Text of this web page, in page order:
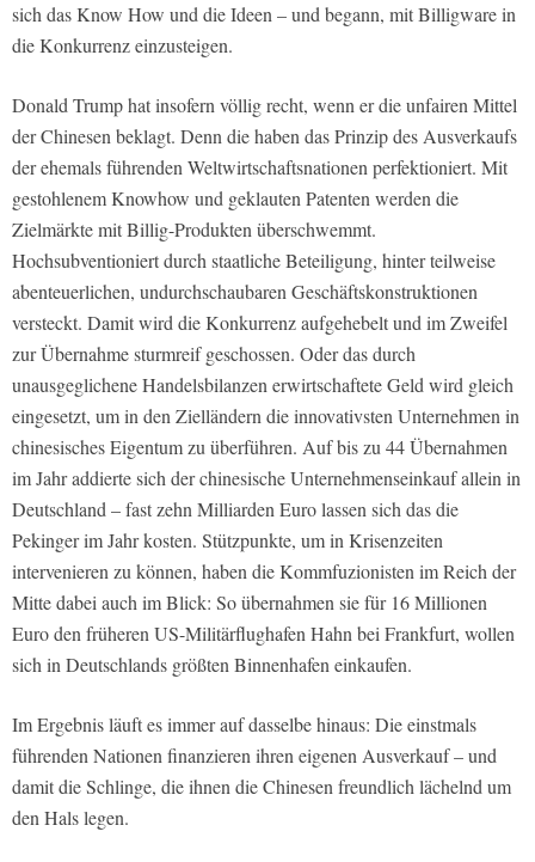
sich das Know How und die Ideen – und begann, mit Billigware in
die Konkurrenz einzusteigen.
Donald Trump hat insofern völlig recht, wenn er die unfairen Mittel
der Chinesen beklagt. Denn die haben das Prinzip des Ausverkaufs
der ehemals führenden Weltwirtschaftsnationen perfektioniert. Mit
gestohlenem Knowhow und geklauten Patenten werden die
Zielmärkte mit Billig-Produkten überschwemmt.
Hochsubventioniert durch staatliche Beteiligung, hinter teilweise
abenteuerlichen, undurchschaubaren Geschäftskonstruktionen
versteckt. Damit wird die Konkurrenz aufgehebelt und im Zweifel
zur Übernahme sturmreif geschossen. Oder das durch
unausgeglichene Handelsbilanzen erwirtschaftete Geld wird gleich
eingesetzt, um in den Zielländern die innovativsten Unternehmen in
chinesisches Eigentum zu überführen. Auf bis zu 44 Übernahmen
im Jahr addierte sich der chinesische Unternehmenseinkauf allein in
Deutschland – fast zehn Milliarden Euro lassen sich das die
Pekinger im Jahr kosten. Stützpunkte, um in Krisenzeiten
intervenieren zu können, haben die Kommfuzionisten im Reich der
Mitte dabei auch im Blick: So übernahmen sie für 16 Millionen
Euro den früheren US-Militärflughafen Hahn bei Frankfurt, wollen
sich in Deutschlands größten Binnenhafen einkaufen.
Im Ergebnis läuft es immer auf dasselbe hinaus: Die einstmals
führenden Nationen finanzieren ihren eigenen Ausverkauf – und
damit die Schlinge, die ihnen die Chinesen freundlich lächelnd um
den Hals legen.